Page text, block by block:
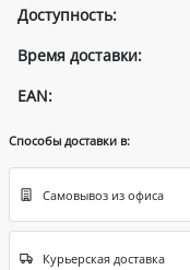
Доступность:
Время доставки:
EAN:
Способы доставки в:
Самовывоз из офиса
Курьерская доставка